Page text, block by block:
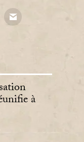
à